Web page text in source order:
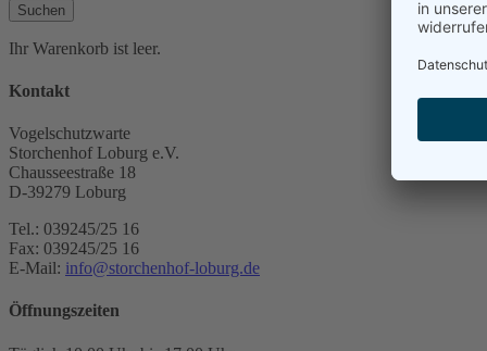
Suchen
Ihr Warenkorb ist leer.
Kontakt
Vogelschutzwarte
Storchenhof Loburg e.V.
Chausseestraße 18
D-39279 Loburg
Tel.: 039245/25 16
Fax: 039245/25 16
E-Mail: info@storchenhof-loburg.de
Öffnungszeiten